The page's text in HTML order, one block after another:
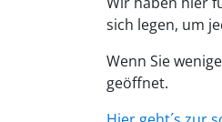
sich legen, um
Wenn Sie
geöffnet.